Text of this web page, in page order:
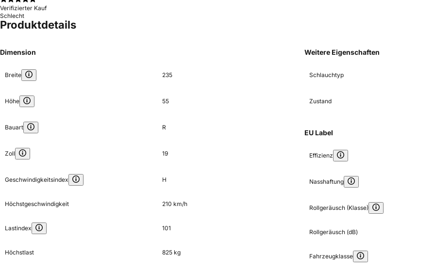
Verifizierter Kauf
Schlecht
Produktdetails
Dimension
Breite 235
Höhe 55
Bauart R
Zoll 19
Geschwindigkeitsindex H
Höchstgeschwindigkeit 210 km/h
Lastindex 101
Höchstlast 825 kg
Weitere Eigenschaften
Schlauchtyp
Zustand
EU Label
Effizienz
Nasshaftung
Rollgeräusch (Klasse)
Rollgeräusch (dB)
Fahrzeugklasse